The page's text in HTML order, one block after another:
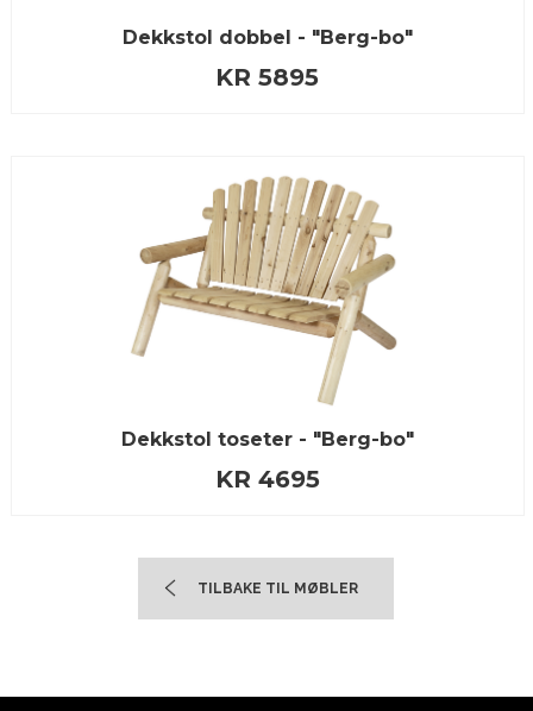
Dekkstol dobbel - "Berg-bo"
KR 5895
Dekkstol toseter - "Berg-bo"
KR 4695
TILBAKE TIL MØBLER